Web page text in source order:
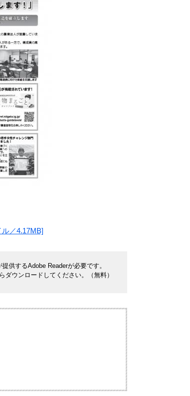
／4.17MB]
供するAdobe Readerが必要です。
ウンロードしてください。（無料）